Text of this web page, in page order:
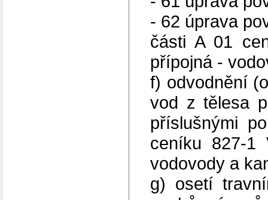
- 62 úprava
části A 01
přípojná -
f) odvodnění
vod z tělesa
příslušnými
ceníku 827-1
vodovody a
g) osetí